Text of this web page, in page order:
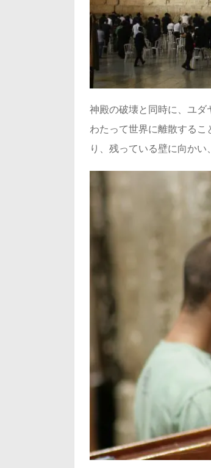
神殿の破壊と同時に、ユ
わたって世界に離散するこ
り、残っている壁に向かい